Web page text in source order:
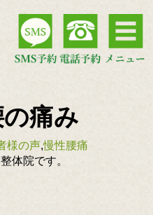
痛み
様の声,慢性腰痛
体院です。